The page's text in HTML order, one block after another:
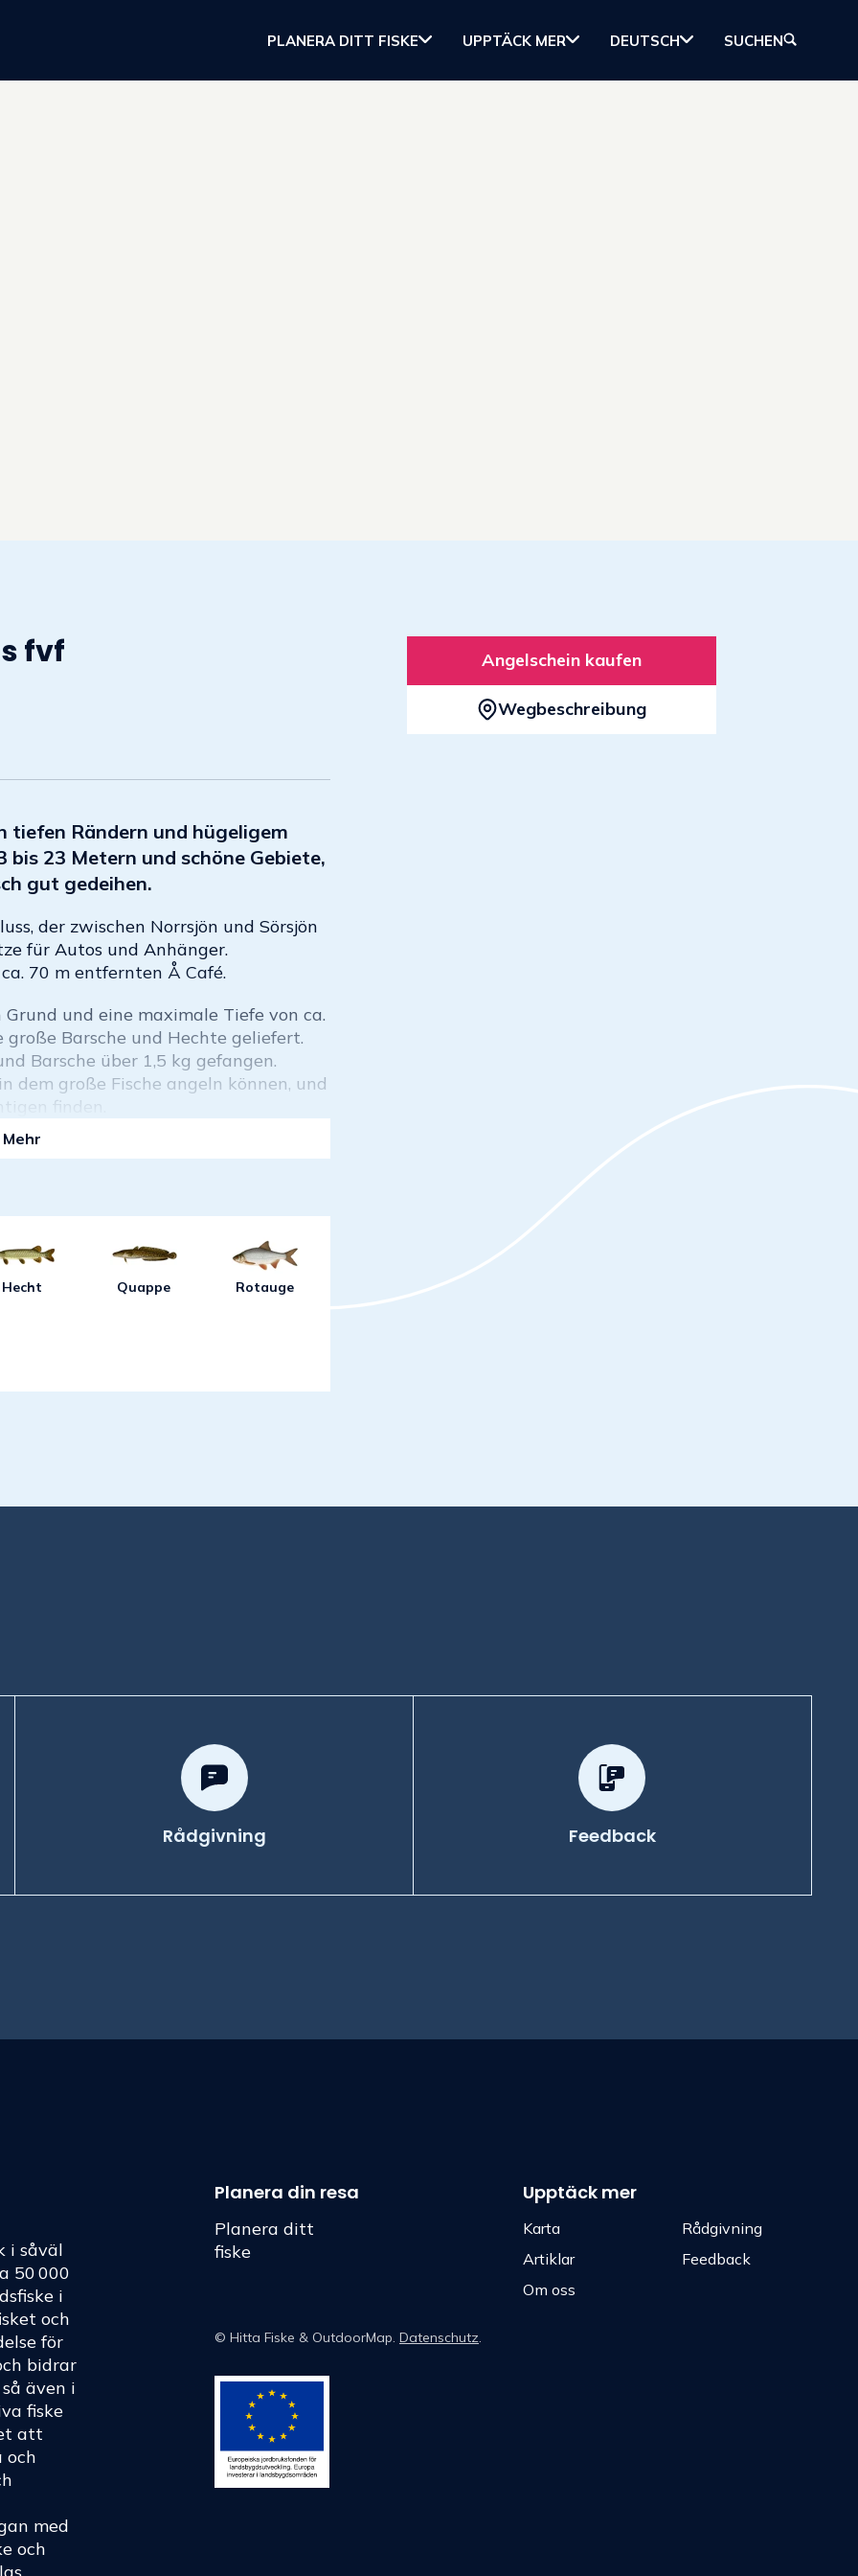
PLANERA DITT FISKE UPPTÄCK MER DEUTSCH SUCHEN
fvf
tiefen Rändern und hügeligem
bis 23 Metern und schöne Gebiete,
gut gedeihen.
der zwischen Norrsjön und Sörsjön
für Autos und Anhänger.
70 m entfernten Å Café.
und eine maximale Tiefe von ca.
große Barsche und Hechte geliefert.
Barsche über 1,5 kg gefangen.
dem große Fische angeln können, und
finden.
Mehr
Hecht Quappe Rotauge
Angelschein kaufen
Wegbeschreibung
Rådgivning Feedback
i såväl
50 000
i
och
för
bidrar
även i
fiske
att
och
med
och
Planera din resa
Planera ditt
fiske
Upptäck mer
Karta
Artiklar
Om oss
Rådgivning
Feedback
© Hitta Fiske & OutdoorMap. Datenschutz.